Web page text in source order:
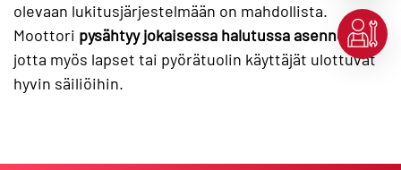
olevaan lukitusjärjestelmään on mahdollista.
Moottori pysähtyy jokaisessa halutussa asennossa
jotta myös lapset tai pyörätuolin käyttäjät ulottuvat
hyvin säiliöihin.